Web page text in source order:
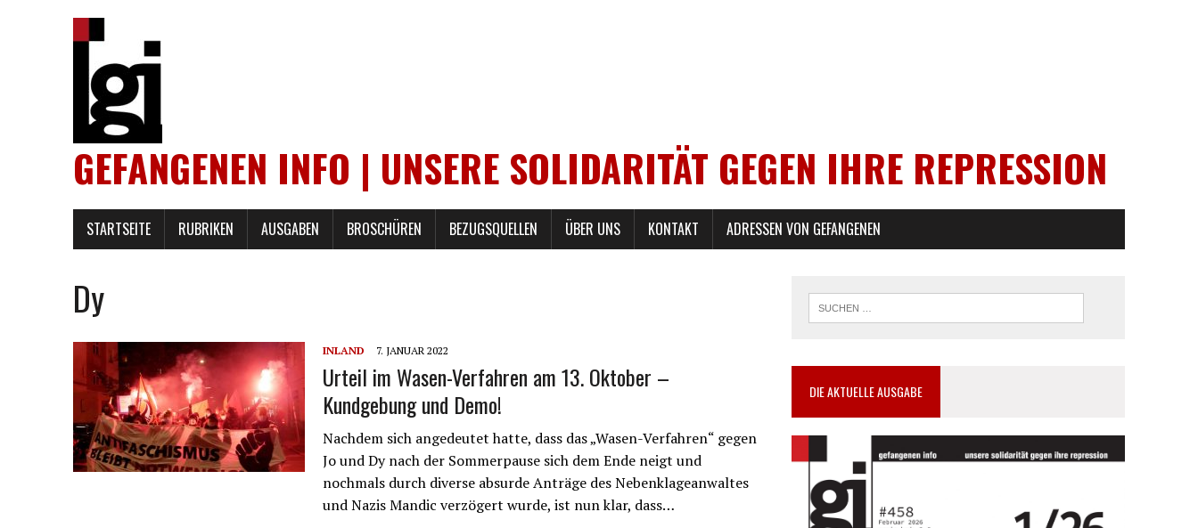
GEFANGENEN INFO | UNSERE SOLIDARITÄT GEGEN IHRE REPRESSION
STARTSEITE RUBRIKEN AUSGABEN BROSCHÜREN BEZUGSQUELLEN ÜBER UNS KONTAKT ADRESSEN VON GEFANGENEN
Dy
INLAND 7. JANUAR 2022
Urteil im Wasen-Verfahren am 13. Oktober –
Kundgebung und Demo!
Nachdem sich angedeutet hatte, dass das „Wasen-Verfahren“ gegen
Jo und Dy nach der Sommerpause sich dem Ende neigt und
nochmals durch diverse absurde Anträge des Nebenklageanwaltes
und Nazis Mandic verzögert wurde, ist nun klar, dass…
DIE AKTUELLE AUSGABE